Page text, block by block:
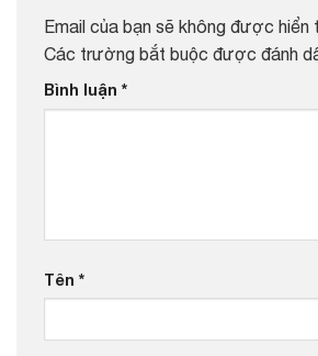
Email của bạn sẽ không được hiển
Các trường bắt buộc được đánh
Bình luận *
Tên *